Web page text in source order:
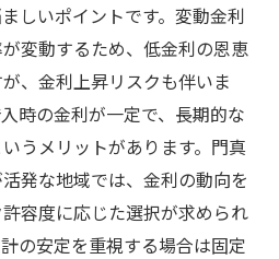
握するための情報源
が不動産に与える影響
ントとの連携で市場を攻略
ローン活用で未来を切り開
画を立てる重要性
た新たな投資戦略
しいポイントです。変動金利
変動するため、低金利の恩恵
、金利上昇リスクも伴いま
時の金利が一定で、長期的な
うメリットがあります。門真
発な地域では、金利の動向を
容度に応じた選択が求められ
の安定を重視する場合は固定